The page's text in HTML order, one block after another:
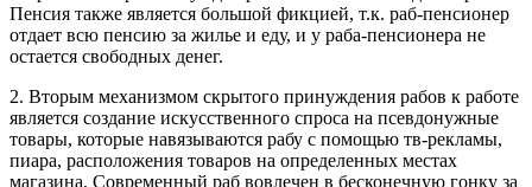
Пенсия также является большой фикцией, т.к. раб-пенсионер
отдает всю пенсию за жилье и еду, и у раба-пенсионера не
остается свободных денег.
2. Вторым механизмом скрытого принуждения рабов к работе
является создание искусственного спроса на псевдонужные
товары, которые навязываются рабу с помощью тв-рекламы,
пиара, расположения товаров на определенных местах
магазина. Современный раб вовлечен в бесконечную гонку за